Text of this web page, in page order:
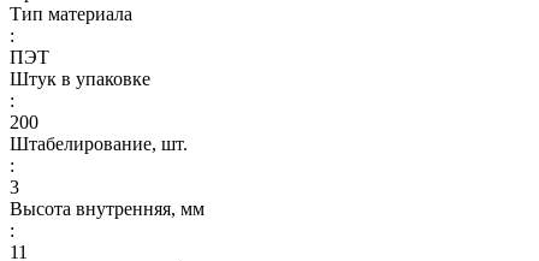
Тип материала
:
ПЭТ
Штук в упаковке
:
200
Штабелирование, шт.
:
3
Высота внутренняя, мм
:
11